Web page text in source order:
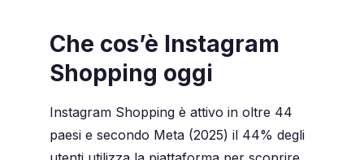
Che cos’è Instagram
Shopping oggi
Instagram Shopping è attivo in oltre 44
paesi e secondo Meta (2025) il 44% degli